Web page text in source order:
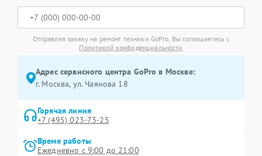
Отправляя заявку на ремонт техники GoPro, Вы соглашаетесь с
Политикой конфиденциальности
Адрес сервисного центра GoPro в Москве:
г. Москва, ул. Чаянова 18
Горячая линия
+7 (495) 023-73-25
Время работы
Ежедневно с 9:00 до 21:00